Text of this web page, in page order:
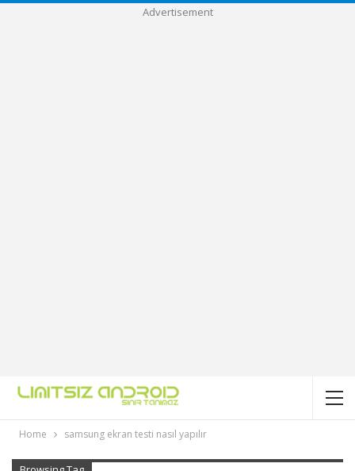
Advertisement
Home samsung ekran testi nasıl yapılır